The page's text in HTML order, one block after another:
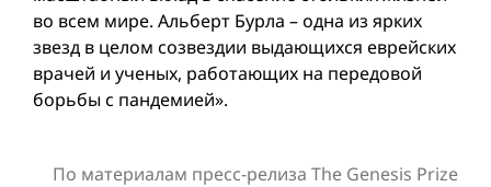
во всем мире. Альберт Бурла – одна из ярких
звезд в целом созвездии выдающихся еврейских
врачей и ученых, работающих на передовой
борьбы с пандемией».
По материалам пресс-релиза The Genesis Prize